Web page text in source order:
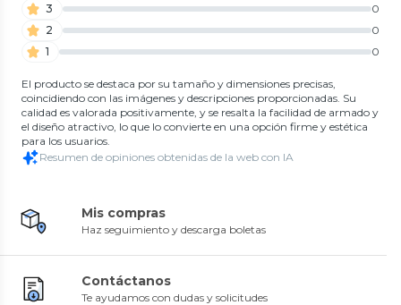
3
0
2
0
1
0
El producto se destaca por su tamaño y dimensiones precisas,
coincidiendo con las imágenes y descripciones proporcionadas. Su
calidad es valorada positivamente, y se resalta la facilidad de armado y
el diseño atractivo, lo que lo convierte en una opción firme y estética
para los usuarios.
Resumen de opiniones obtenidas de la web con IA
Mis compras
Haz seguimiento y descarga boletas
Contáctanos
Te ayudamos con dudas y solicitudes